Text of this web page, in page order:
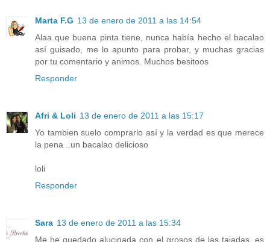
Marta F.G 13 de enero de 2011 a las 14:54
Alaa que buena pinta tiene, nunca había hecho el bacalao
así guisado, me lo apunto para probar, y muchas gracias
por tu comentario y animos. Muchos besitoos
Responder
Afri & Loli 13 de enero de 2011 a las 15:17
Yo tambien suelo comprarlo así y la verdad es que merece
la pena ..un bacalao delicioso
loli
Responder
Sara 13 de enero de 2011 a las 15:34
Me he quedado alucinada con el grosos de las tajadas, es